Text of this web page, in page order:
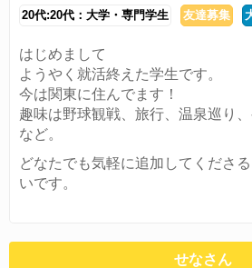
20代:20代：大学・専門学生 友達募集
はじめまして
ようやく就活終えた学生です。
今は関東に住んでます！
趣味は野球観戦、旅行、温泉巡り
など。
どなたでも気軽に追加してくださ
いです。
せなさん